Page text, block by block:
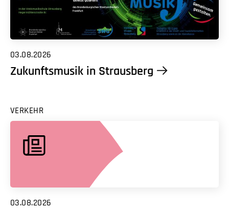
03.08.2026
Zukunftsmusik in Strausberg
VERKEHR
03.08.2026